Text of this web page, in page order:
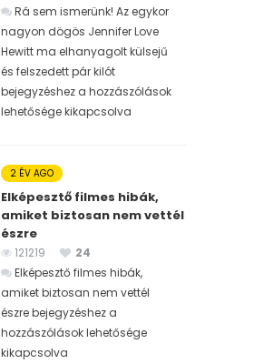
Rá sem ismerünk! Az egykor
nagyon dögös Jennifer Love
Hewitt ma elhanyagolt külsejű
és felszedett pár kilót
bejegyzéshez a hozzászólások
lehetősége kikapcsolva
2 ÉV AGO
Elképesztő filmes hibák,
amiket biztosan nem vettél
észre
121219
24
Elképesztő filmes hibák,
amiket biztosan nem vettél
észre bejegyzéshez a
hozzászólások lehetősége
kikapcsolva